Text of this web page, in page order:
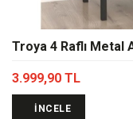
Troya 4 Raflı Metal
3.999,90 TL
İNCELE